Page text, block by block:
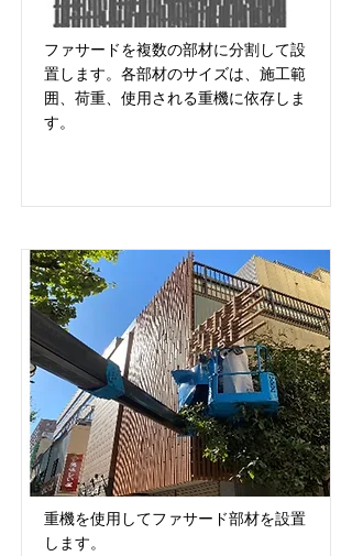
ファサードを複数の部材に分割して設
置します。各部材のサイズは、施工範
囲、荷重、使用される重機に依存しま
す。
重機を使用してファサード部材を設置
します。